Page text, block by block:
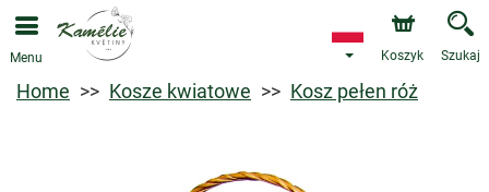
Menu Koszyk Szukaj
Home Kosze kwiatowe Kosz pełen róż